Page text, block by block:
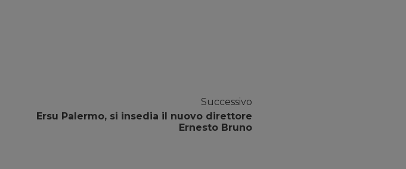
Successivo
Ersu Palermo, si insedia il nuovo direttore
Ernesto Bruno